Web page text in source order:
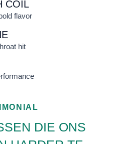
COIL
flavor
hit
DIE ONS